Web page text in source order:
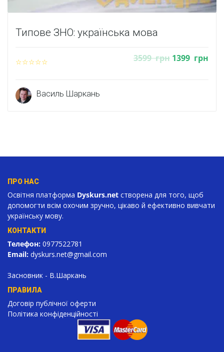
Типове ЗНО: українська мова
3599грн 1399 грн
Василь Шаркань
ПРО НАС
Освітня платформа Dyskurs.net створена для того, щоб
допомогти всім охочим зручно, цікаво й ефективно вивчати
українську мову.
КОНТАКТИ
Телефон: 0977522781
Email: dyskurs.net@gmail.com
Засновник - В.Шаркань
ПРАВИЛА
Договір публічної оферти
Політика конфіденційності